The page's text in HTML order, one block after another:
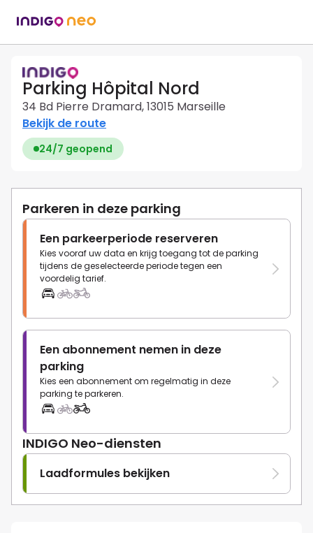
Parking Hôpital Nord
34 Bd Pierre Dramard, 13015 Marseille
Bekijk de route
24/7 geopend
Parkeren in deze parking
Een parkeerperiode reserveren
Kies vooraf uw data en krijg toegang tot de parking
tijdens de geselecteerde periode tegen een
voordelig tarief.
Een abonnement nemen in deze
parking
Kies een abonnement om regelmatig in deze
parking te parkeren.
INDIGO Neo-diensten
Laadformules bekijken